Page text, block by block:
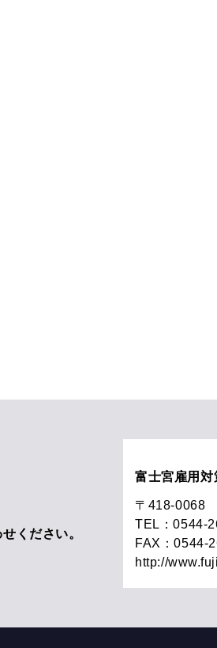
ください。
富士宮雇用対
〒418-0068
TEL：0544-
FAX：0544-
http://